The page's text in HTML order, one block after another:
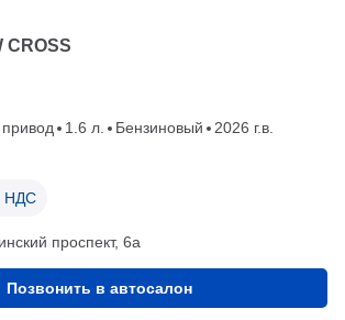
CROSS
1.6 л. Бензиновый
2026 г.в.
НДС
проспект, 6а
Позвонить в автосалон